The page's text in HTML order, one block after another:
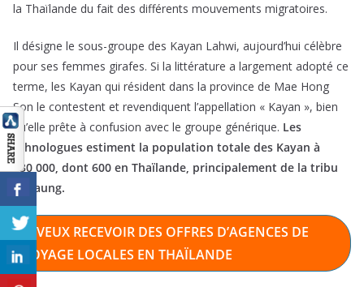
la Thaïlande du fait des différents mouvements migratoires.
Il désigne le sous-groupe des Kayan Lahwi, aujourd’hui célèbre
pour ses femmes girafes. Si la littérature a largement adopté ce
terme, les Kayan qui résident dans la province de Mae Hong
Son le contestent et revendiquent l’appellation « Kayan », bien
qu’elle prête à confusion avec le groupe générique. Les
ethnologues estiment la population totale des Kayan à
130 000, dont 600 en Thaïlande, principalement de la tribu
Padaung.
JE VEUX RECEVOIR DES OFFRES D’AGENCES DE
VOYAGE LOCALES EN THAÏLANDE